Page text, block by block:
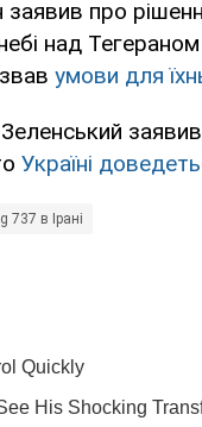
заявив про
над
умови для
Україні
737 в Ірані